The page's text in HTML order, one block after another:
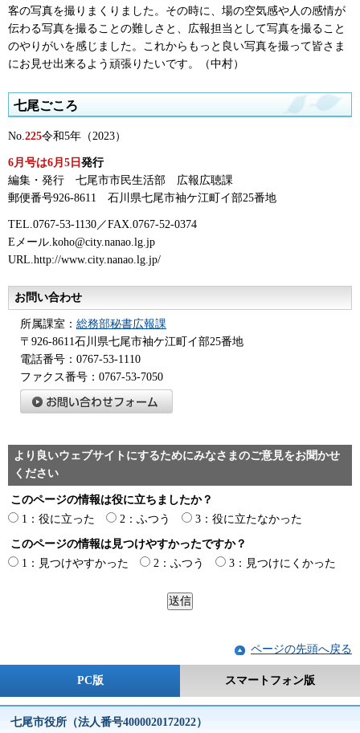
客の写真を撮りまくりました。その時に、場の空気感や人の感情が
伝わる写真を撮ることの難しさと、広報担当として写真を撮ること
のやりがいを感じました。これからもっと良い写真を撮って皆さま
にお見せ出来るよう頑張りたいです。（中村）
七尾ごころ
No. 225令和5年（2023）
6月号は6月5日 発行
編集・発行
七尾市市民生活部 広報広聴課
郵便番号926-8611
石 川県七尾市袖ケ江町イ部25番地
TEL.0767-53-1130／FAX.0767-52-0374
Eメール.koho@city.nanao.lg.jp
URL.http://www.city.nanao.lg.jp/
お問い合わせ
所属課室： 総務部秘書広報課
〒926-8611石川県七尾市袖ケ江町イ部25番地
電話番号：0767-53-1110
ファクス番号：0767-53-7050
より良いウェブサイトにするためにみなさまのご意見をお聞かせ
ください
このページの情報は役に立ちましたか？
1：役に立った
2：ふつう 3：役に立たなかった
このページの情報は見つけやすかったですか？
1：見つけやすかった
2：ふつう 3：見つけにくかった
ページの先頭へ戻る
PC版 スマートフォン版
七尾市役所（法人番号4000020172022）